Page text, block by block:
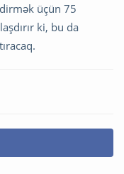
üçün 75
ki, bu da